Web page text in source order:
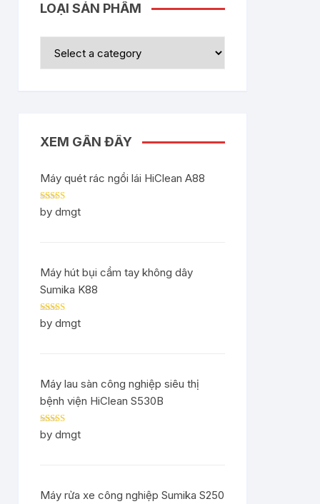
LOẠI SẢN PHẨM
XEM GẦN ĐÂY
Máy quét rác ngồi lái HiClean A88
Rated5out
of 5
by dmgt
Máy hút bụi cầm tay không dây
Sumika K88
Rated5out
of 5
by dmgt
Máy lau sàn công nghiệp siêu thị
bệnh viện HiClean S530B
Rated5out
of 5
by dmgt
Máy rửa xe công nghiệp Sumika S250